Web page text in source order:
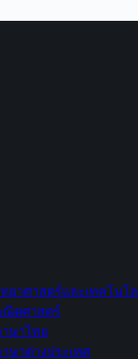
ยาศาสตร์และเทคโนโ
ณิตศาสตร์
ษาไทย
ษาต่างประเทศ